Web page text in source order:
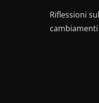
Riflessioni